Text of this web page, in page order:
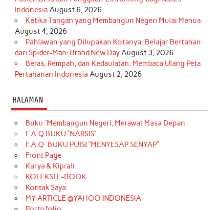
Indonesia August 6, 2026
Ketika Tangan yang Membangun Negeri Mulai Menua
August 4, 2026
Pahlawan yang Dilupakan Kotanya: Belajar Bertahan
dari Spider-Man: Brand New DayAugust 3, 2026
Beras, Rempah, dan Kedaulatan: Membaca Ulang Peta
Pertahanan Indonesia August 2, 2026
HALAMAN
Buku “Membangun Negeri, Merawat Masa Depan
F.A.Q BUKU “NARSIS”
F.A.Q. BUKU PUISI “MENYESAP SENYAP”
Front Page
Karya & Kiprah
KOLEKSI E-BOOK
Kontak Saya
MY ARTICLE @YAHOO INDONESIA